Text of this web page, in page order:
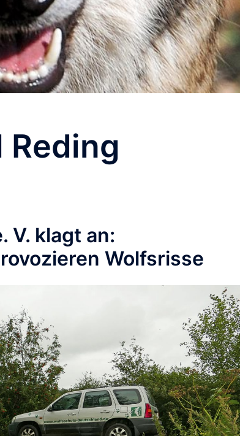
Reding
V. klagt an:
Wolfsrisse